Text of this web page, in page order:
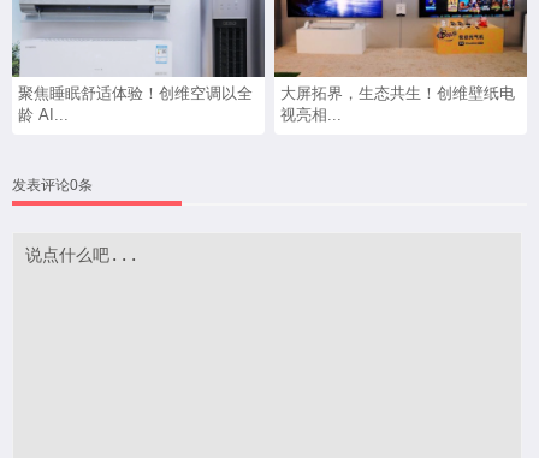
聚焦睡眠舒适体验！创维空调以全
龄 AI...
大屏拓界，生态共生！创维壁纸电
视亮相...
发表评论0条